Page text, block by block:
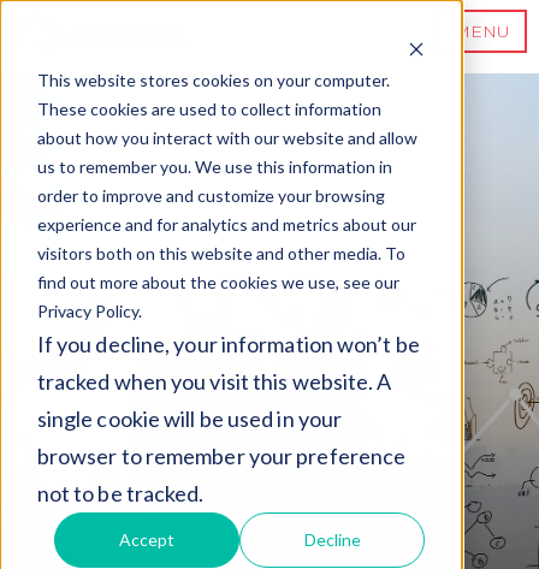
This website stores cookies on your computer.
These cookies are used to collect information
about how you interact with our website and allow
us to remember you. We use this information in
order to improve and customize your browsing
experience and for analytics and metrics about our
visitors both on this website and other media. To
find out more about the cookies we use, see our
Privacy Policy.
If you decline, your information won’t be
tracked when you visit this website. A
single cookie will be used in your
browser to remember your preference
not to be tracked.
Accept Decline
MENU